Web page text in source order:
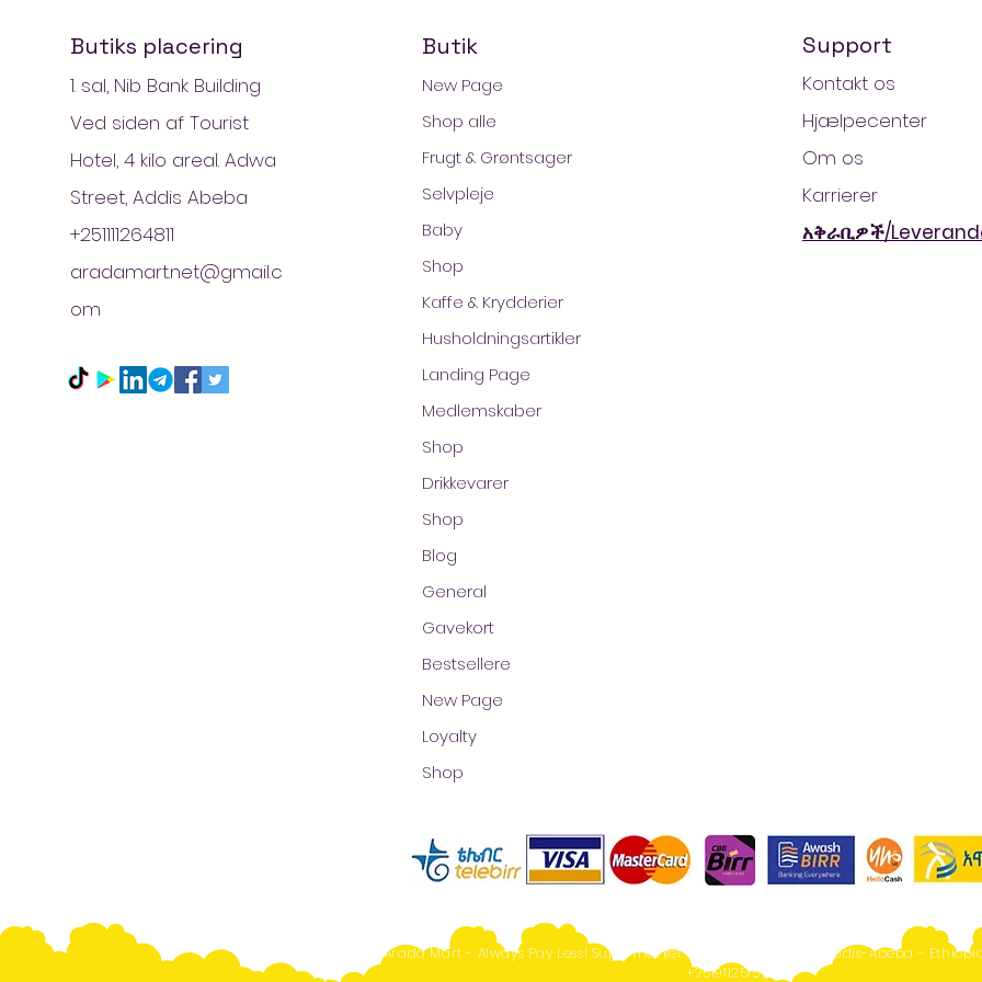
© 2021 af AradaMart - Købmand -Supermarked -
Butiks placering
1. sal, Nib Bank Building
Ved siden af Tourist
Hotel, 4 kilo areal. Adwa
Street, Addis Abeba
+251111264811
aradamart.net@gmail.c
om
Butik
New Page
Shop alle
Frugt & Grøntsager
Selvpleje
Baby
Shop
Kaffe & Krydderier
Husholdningsartikler
Landing Page
Medlemskaber
Shop
Drikkevarer
Shop
Blog
General
Gavekort
Bestsellere
New Page
Loyalty
Shop
Support
Kontakt os
Hjælpecenter
Om os
Karrierer
አቅራቢዎች/
Arada Mart - Always Pay Less! Supermarket - Online Shopping- Addis-Abeba -
+251911251567